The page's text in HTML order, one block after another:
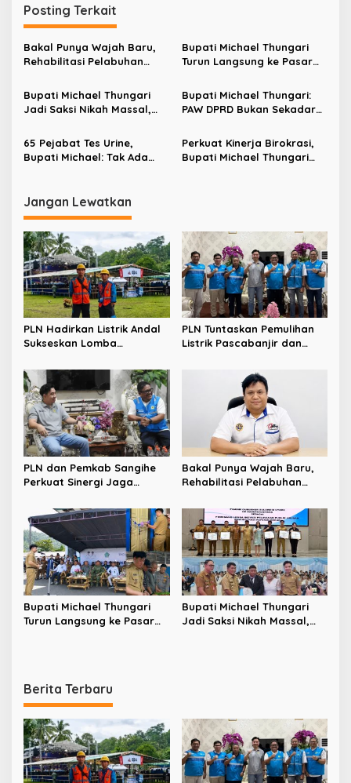
g
a
s
i
p
o
s
Posting Terkait
Bakal Punya Wajah Baru,
Rehabilitasi Pelabuhan
Persen
Bupati Michael Thungari
Turun Langsung ke Pasar
Bapok Tetap Stabil dan
Resmikan Kios Pangan Awu
Bupati Michael Thungari
Jadi Saksi Nikah Massal,
Penghargaan Inovasi
Pelayanan Publik
Bupati Michael Thungari:
PAW DPRD Bukan Sekadar
Estafet Pengabdian untuk
Rakyat
65 Pejabat Tes Urine,
Bupati Michael: Tak Ada
Menyusul!
Perkuat Kinerja Birokrasi,
Bupati Michael Thungari
Jangan Lewatkan
PLN Hadirkan Listrik Andal
Sukseskan Lomba
Bermazmur” di Sangihe
PLN Tuntaskan Pemulihan
Listrik Pascabanjir dan
Kolaborasi dengan Pemkab
PLN dan Pemkab Sangihe
Perkuat Sinergi Jaga
Wilayah Kepulauan
Bakal Punya Wajah Baru,
Rehabilitasi Pelabuhan
Persen
Bupati Michael Thungari
Turun Langsung ke Pasar
Bupati Michael Thungari
Jadi Saksi Nikah Massal,
Berita Terbaru